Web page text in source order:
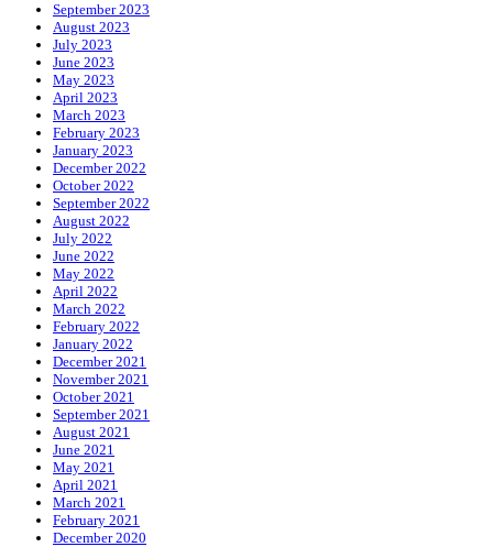
September 2023
August 2023
July 2023
June 2023
May 2023
April 2023
March 2023
February 2023
January 2023
December 2022
October 2022
September 2022
August 2022
July 2022
June 2022
May 2022
April 2022
March 2022
February 2022
January 2022
December 2021
November 2021
October 2021
September 2021
August 2021
June 2021
May 2021
April 2021
March 2021
February 2021
December 2020